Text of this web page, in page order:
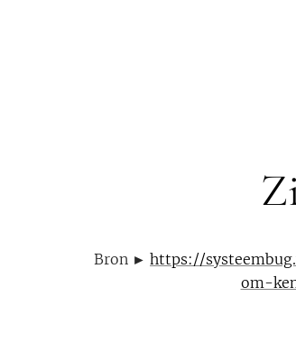
Bron ► https://
om-